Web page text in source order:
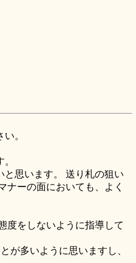
。
思います。 送り札の狙い
ーの面においても、よく
度をしないように指導して
が多いように思いますし、